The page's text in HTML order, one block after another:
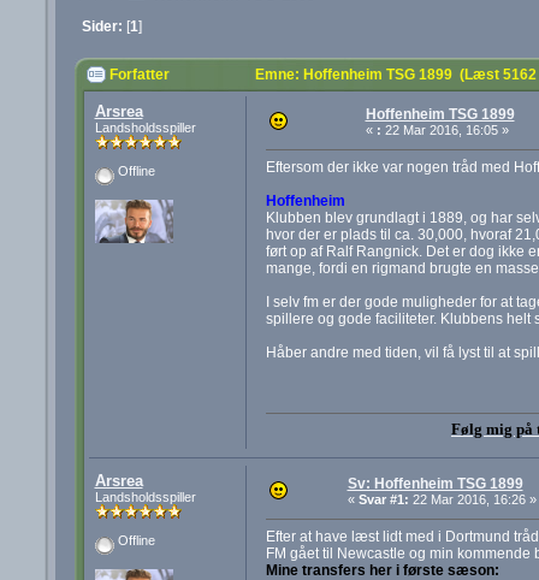
Sider: [1]
Forfatter Emne: Hoffenheim TSG 1899 (Læst 5162
Arsrea
Landsholdsspiller
Offline
Hoffenheim TSG 1899
« : 22 Mar 2016, 16:05 »
Eftersom der ikke var nogen tråd med
Hoffenheim
Klubben blev grundlagt i 1889, og har
hvor der er plads til ca. 30,000, hvoraf
ført op af Ralf Rangnick. Det er dog ikke
mange, fordi en rigmand brugte en
I selv fm er der gode muligheder for at
spillere og gode faciliteter. Klubbens helt
Håber andre med tiden, vil få lyst til at
Følg mig på
Arsrea
Landsholdsspiller
Offline
Sv: Hoffenheim TSG 1899
« Svar #1: 22 Mar 2016, 16:26 »
Efter at have læst lidt med i Dortmund
FM gået til Newcastle og min
Mine transfers her i første sæson: